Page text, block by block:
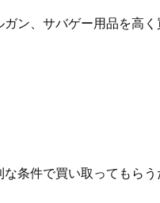
ン、サバゲー用品を高
条件で買い取ってもら